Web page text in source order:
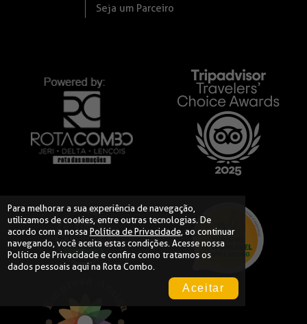
Seja um Parceiro
Para melhorar a sua experiência de navegação,
utilizamos de cookies, entre outras tecnologias. De
acordo com a nossa Política de Privacidade, ao continuar
navegando, você aceita estas condições. Acesse nossa
Política de Privacidadee confira como tratamos os
dados pessoais aqui na Rota Combo.
Aceitar